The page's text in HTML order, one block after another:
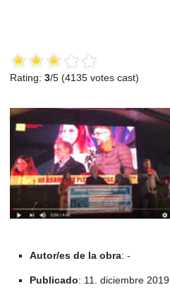
Rating: 3/5 (4135votes cast)
Autor/es de la obra: -
Publicado: 11. diciembre 2019